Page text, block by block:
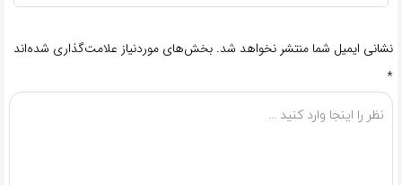
نشانی ایمیل شما منتشر نخواهد شد. بخش‌های موردنیاز علامت‌گذاری شده‌اند
*